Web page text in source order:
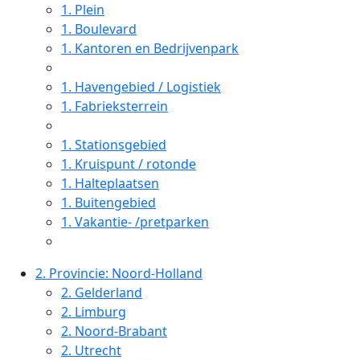
1. Plein
1. Boulevard
1. Kantoren en Bedrijvenpark
1. Havengebied / Logistiek
1. Fabrieksterrein
1. Stationsgebied
1. Kruispunt / rotonde
1. Halteplaatsen
1. Buitengebied
1. Vakantie- /pretparken
2. Provincie: Noord-Holland
2. Gelderland
2. Limburg
2. Noord-Brabant
2. Utrecht